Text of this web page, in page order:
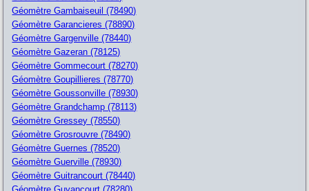
Géomètre Gambaiseuil (78490)
Géomètre Garancieres (78890)
Géomètre Gargenville (78440)
Géomètre Gazeran (78125)
Géomètre Gommecourt (78270)
Géomètre Goupillieres (78770)
Géomètre Goussonville (78930)
Géomètre Grandchamp (78113)
Géomètre Gressey (78550)
Géomètre Grosrouvre (78490)
Géomètre Guernes (78520)
Géomètre Guerville (78930)
Géomètre Guitrancourt (78440)